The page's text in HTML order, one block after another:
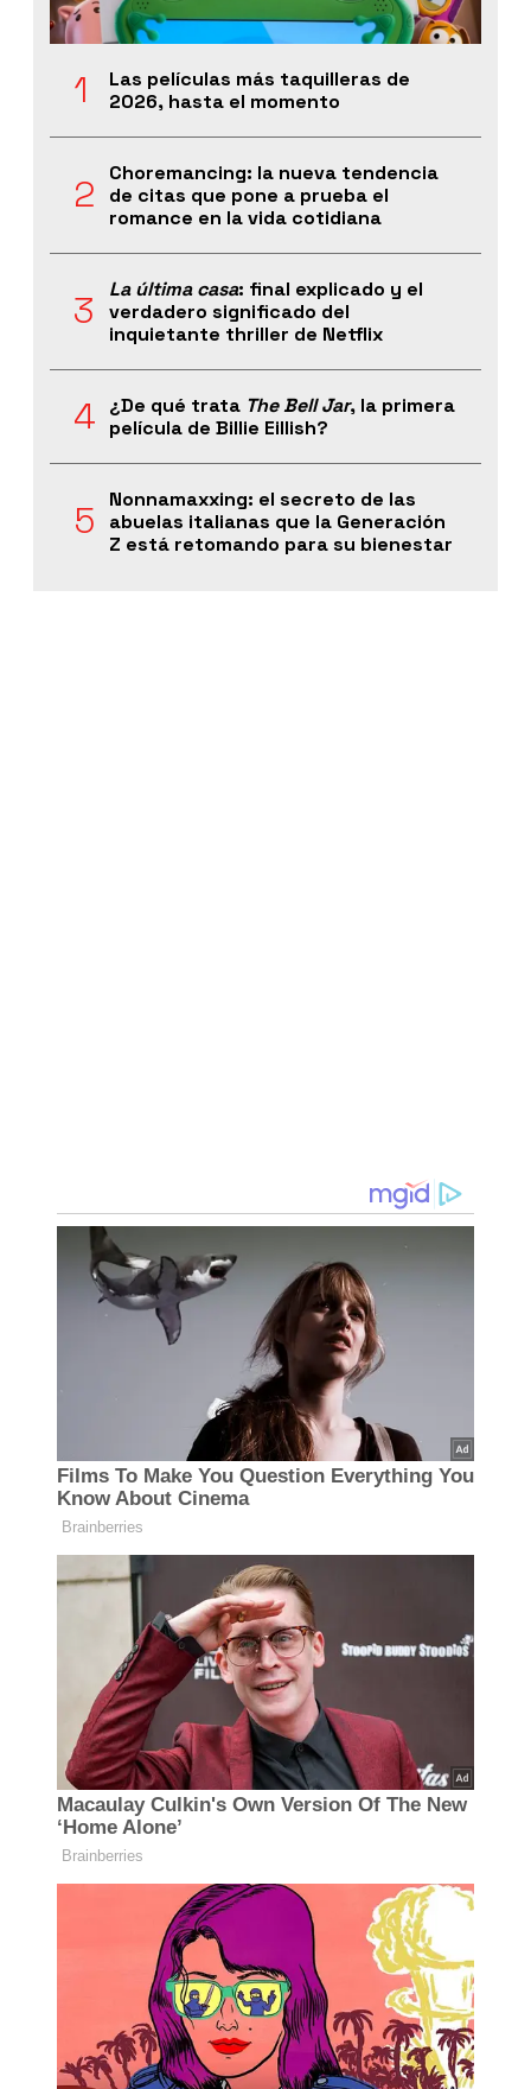
Las películas más taquilleras de
2026, hasta el momento
Choremancing: la nueva tendencia
de citas que pone a prueba el
romance en la vida cotidiana
La última casa: final explicado y el
verdadero significado del
inquietante thriller de Netflix
¿De qué trata The Bell Jar, la primera
película de Billie Eillish?
Nonnamaxxing: el secreto de las
abuelas italianas que la Generación
Z está retomando para su bienestar